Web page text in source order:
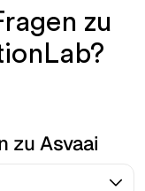
zu
zu Asvaai